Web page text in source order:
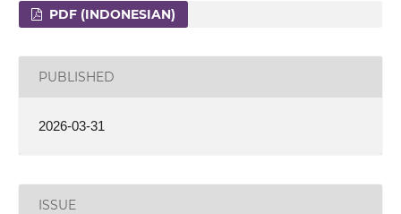
PDF (INDONESIAN)
PUBLISHED
2026-03-31
ISSUE